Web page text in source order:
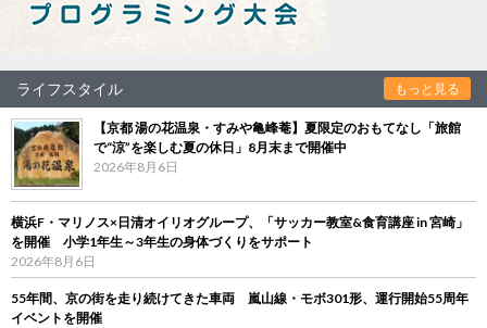
ライフスタイル もっと見る
【京都 湯の花温泉・すみや亀峰菴】夏限定のおもてなし「旅館
で“涼”を楽しむ夏の休日」8月末まで開催中
2026年8月6日
横浜F・マリノス×日清オイリオグループ、「サッカー教室&食育講座 in 宮崎」
を開催 小学1年生～3年生の身体づくりをサポート
2026年8月6日
55年間、京の街を走り続けてきた車両 嵐山線・モボ301形、運行開始55周年
イベントを開催